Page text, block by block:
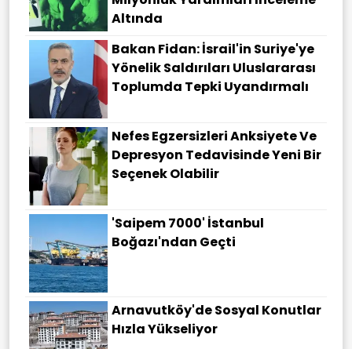
Altında
Bakan Fidan: İsrail'in Suriye'ye
Yönelik Saldırıları Uluslararası
Toplumda Tepki Uyandırmalı
Nefes Egzersizleri Anksiyete Ve
Depresyon Tedavisinde Yeni Bir
Seçenek Olabilir
'Saipem 7000' İstanbul
Boğazı'ndan Geçti
Arnavutköy'de Sosyal Konutlar
Hızla Yükseliyor